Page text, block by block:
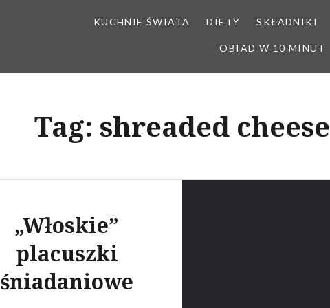
KUCHNIE ŚWIATA DIETY SKŁADNIKI
OBIAD W 10 MINUT
Tag: shreaded cheese
„Włoskie”
placuszki
śniadaniowe